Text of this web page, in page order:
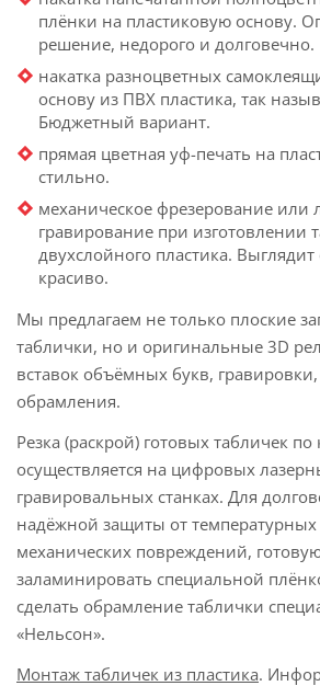
плёнки на пластиковую основу.
решение, недорого и долговечно.
накатка разноцветных
основу из ПВХ пластика, так
Бюджетный вариант.
прямая цветная уф-печать на
стильно.
механическое фрезерование или
гравирование при изготовлении
двухслойного пластика.
красиво.
Мы предлагаем не только плоские
таблички, но и оригинальные 3D
вставок объёмных букв,
обрамления.
Резка (раскрой) готовых табличек по
осуществляется на цифровых
гравировальных станках. Для
надёжной защиты от температурных
механических повреждений,
заламинировать специальной
сделать обрамление таблички
«Нельсон».
Монтаж табличек из пластика.